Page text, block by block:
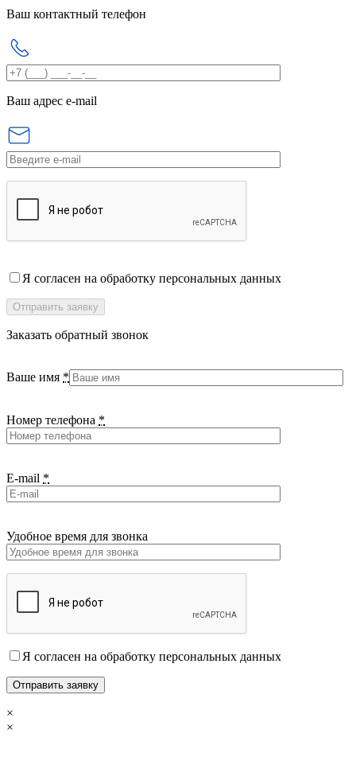
Ваш контактный телефон
Ваш адрес e-mail
Я согласен на обработку персональных данных
Заказать обратный звонок
Ваше имя *
Номер телефона *
E-mail *
Удобное время для звонка
Я согласен на обработку персональных данных
×
×